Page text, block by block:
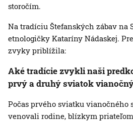
storočím.
Na tradíciu Štefanských zábav na
etnologičky Kataríny Nádaskej.
zvyky priblížila:
Aké tradície zvykli naši
prvý a druhý sviatok
Počas prvého sviatku vianočného
venovali rodine, blízkym